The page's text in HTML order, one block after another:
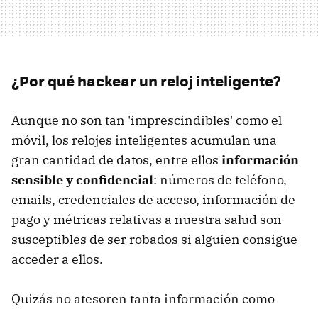
¿Por qué hackear un reloj inteligente?
Aunque no son tan 'imprescindibles' como el
móvil, los relojes inteligentes acumulan una
gran cantidad de datos, entre ellos información
sensible y confidencial: números de teléfono,
emails, credenciales de acceso, información de
pago y métricas relativas a nuestra salud son
susceptibles de ser robados si alguien consigue
acceder a ellos.
Quizás no atesoren tanta información como